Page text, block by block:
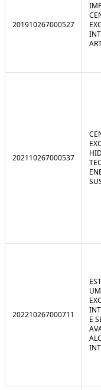
201910267000527
202110267000537
202210267000711
E